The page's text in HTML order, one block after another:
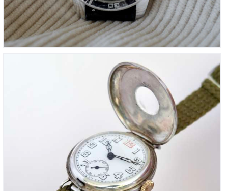
Montre de Tranchée – « Montre de poilus » (1914 –
1918)